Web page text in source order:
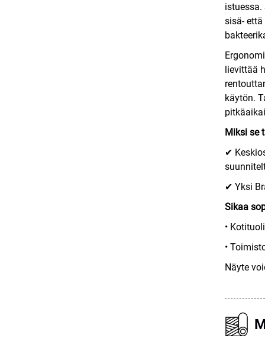
sisä-
lievittää
käytön.
Miksi se
✔
✔ Yksi
Sikaa
• Kotituoli
•
Näyte